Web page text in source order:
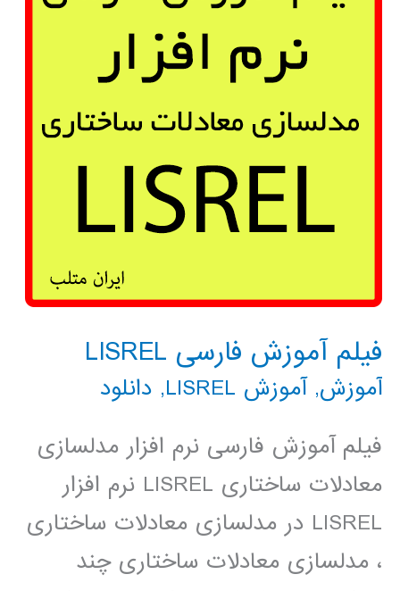
فیلم آموزش فارسی LISREL
آموزش,آموزش LISREL , دانلود
فیلم آموزش فارسی نرم افزار مدلسازی
معادلات ساختاری LISREL نرم افزار
LISREL در مدلسازی معادلات ساختاری
، مدلسازی معادلات ساختاری چند